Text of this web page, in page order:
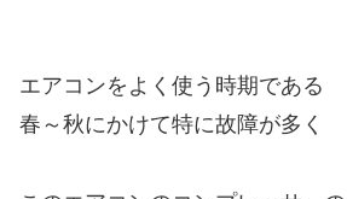
エアコンをよく使う時期である
春～秋にかけて特に故障が多く